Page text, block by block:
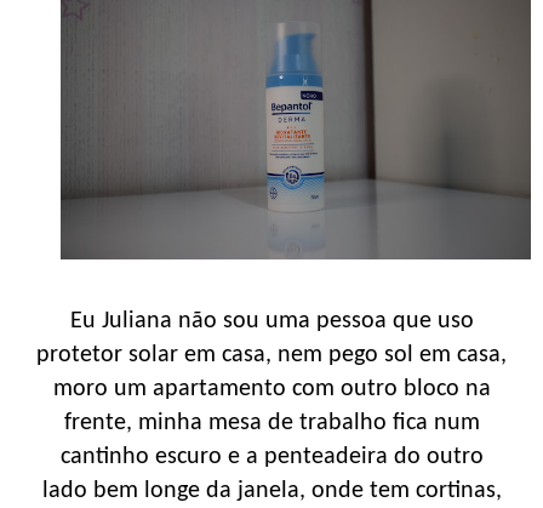
Eu Juliana não sou uma pessoa que uso
protetor solar em casa, nem pego sol em casa,
moro um apartamento com outro bloco na
frente, minha mesa de trabalho fica num
cantinho escuro e a penteadeira do outro
lado bem longe da janela, onde tem cortinas,